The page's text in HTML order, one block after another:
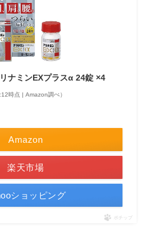
ナミンEXプラスα 24錠 ×4
時点 | Amazon調べ）
Amazon
楽天市場
ショッピング
ポチップ